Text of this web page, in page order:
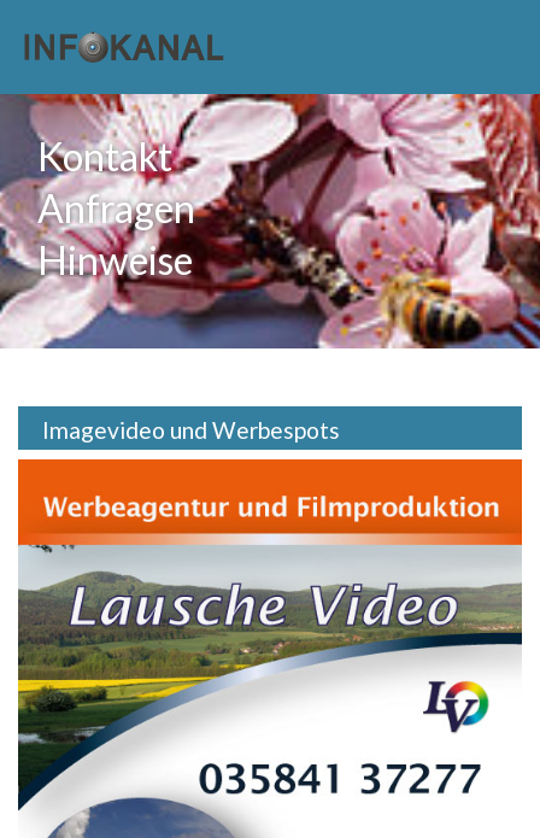
Zum
Inhalt
springenKontakt
Anfragen
Hinweise
Imagevideo und Werbespots